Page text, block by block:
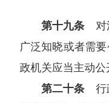
第十九条 对
广泛知晓或者需
政机关应当主动公
第二十条 行